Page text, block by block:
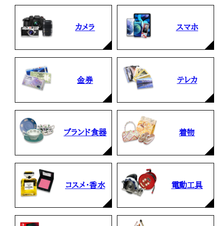
カメラ スマホ
金券 テレカ
ブランド食器 着物
コスメ・香水 電動工具